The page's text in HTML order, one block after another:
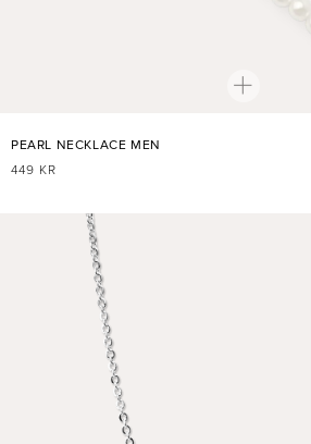
PEARL NECKLACE MEN
NORMALER
449 KR